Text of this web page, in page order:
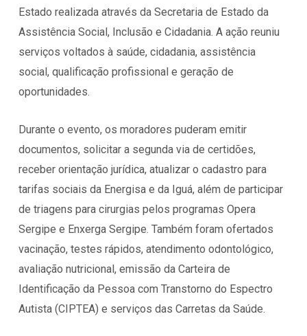
Estado realizada através da Secretaria de Estado da
Assistência Social, Inclusão e Cidadania. A ação reuniu
serviços voltados à saúde, cidadania, assistência
social, qualificação profissional e geração de
oportunidades.
Durante o evento, os moradores puderam emitir
documentos, solicitar a segunda via de certidões,
receber orientação jurídica, atualizar o cadastro para
tarifas sociais da Energisa e da Iguá, além de participar
de triagens para cirurgias pelos programas Opera
Sergipe e Enxerga Sergipe. Também foram ofertados
vacinação, testes rápidos, atendimento odontológico,
avaliação nutricional, emissão da Carteira de
Identificação da Pessoa com Transtorno do Espectro
Autista (CIPTEA) e serviços das Carretas da Saúde.